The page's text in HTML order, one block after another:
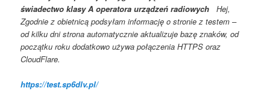
świadectwo klasy A operatora urządzeń radiowych
Hej,
Zgodnie z obietnicą podsyłam informację o stronie z testem –
od kilku dni strona automatycznie aktualizuje bazę znaków, od
początku roku dodatkowo używa połączenia HTTPS oraz
CloudFlare.
https://test.sp6dlv.pl/